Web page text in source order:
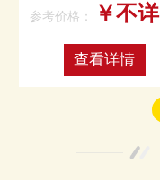
参考价格： ￥不详
查看详情